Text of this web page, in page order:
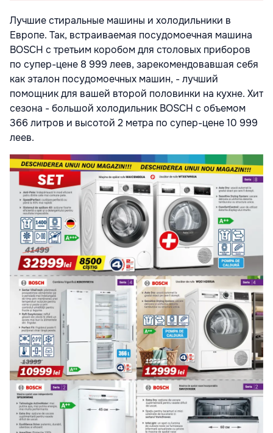
Лучшие стиральные машины и холодильники в
Европе. Так, встраиваемая посудомоечная машина
BOSCH с третьим коробом для столовых приборов
по супер-цене 8 999 леев, зарекомендовавшая себя
как эталон посудомоечных машин, - лучший
помощник для вашей второй половинки на кухне. Хит
сезона - большой холодильник BOSCH с объемом
366 литров и высотой 2 метра по супер-цене 10 999
леев.